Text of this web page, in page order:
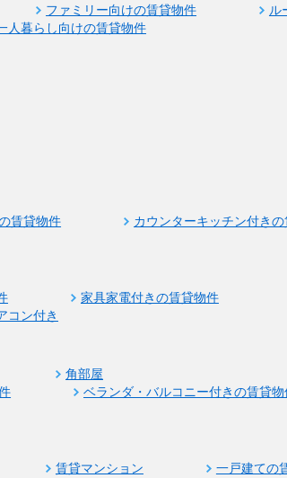
ファミリー向けの賃貸物件
ル
人暮らし向けの賃貸物件
賃貸物件
カウンターキッチン付き
家具家電付きの賃貸物件
コン付き
角部屋
ベランダ・バルコニー付きの賃貸物
賃貸マンション
一戸建ての